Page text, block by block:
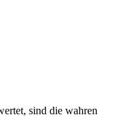
sind die wahren